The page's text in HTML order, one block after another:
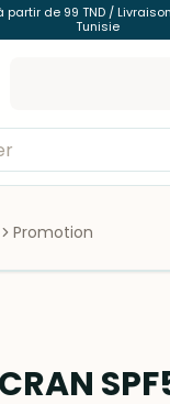
de 99 TND /
Tunisie
Promotion